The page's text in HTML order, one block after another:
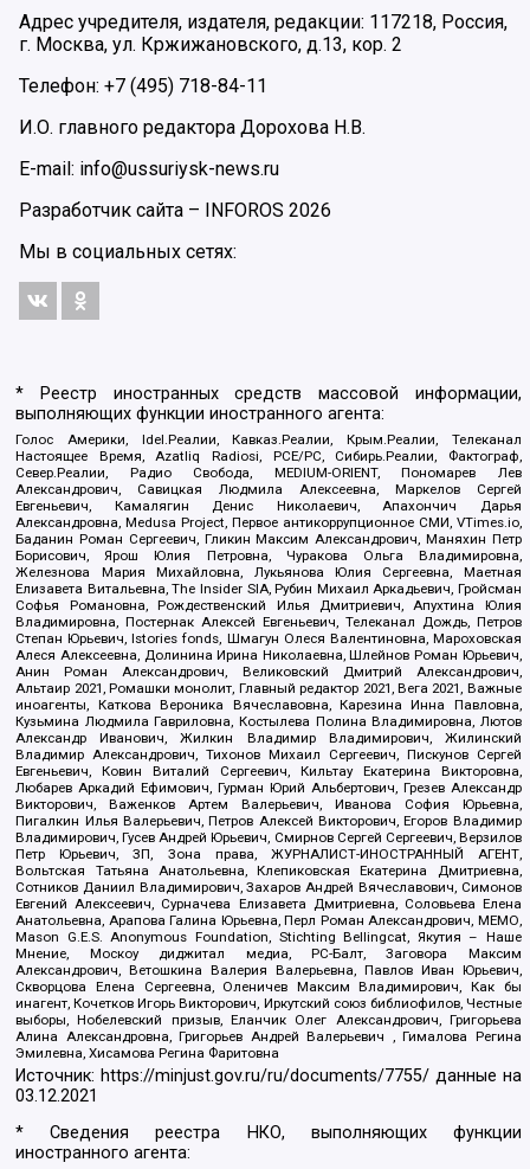
Адрес учредителя, издателя, редакции: 117218, Россия,
г. Москва, ул. Кржижановского, д.13, кор. 2
Телефон: +7 (495) 718-84-11
И.О. главного редактора Дорохова Н.В.
E-mail: info@ussuriysk-news.ru
Разработчик сайта –
INFOROS 2026
Мы в социальных сетях:
* Реестр иностранных средств массовой информации,
выполняющих функции иностранного агента:
Голос Америки, Idel.Реалии, Кавказ.Реалии, Крым.Реалии, Телеканал
Настоящее Время, Azatliq Radiosi, PCE/PC, Сибирь.Реалии, Фактограф,
Север.Реалии, Радио Свобода, MEDIUM-ORIENT, Пономарев Лев
Александрович, Савицкая Людмила Алексеевна, Маркелов Сергей
Евгеньевич, Камалягин Денис Николаевич, Апахончич Дарья
Александровна, Medusa Project, Первое антикоррупционное СМИ, VTimes.io,
Баданин Роман Сергеевич, Гликин Максим Александрович, Маняхин Петр
Борисович, Ярош Юлия Петровна, Чуракова Ольга Владимировна,
Железнова Мария Михайловна, Лукьянова Юлия Сергеевна, Маетная
Елизавета Витальевна, The Insider SIA, Рубин Михаил Аркадьевич, Гройсман
Софья Романовна, Рождественский Илья Дмитриевич, Апухтина Юлия
Владимировна, Постернак Алексей Евгеньевич, Телеканал Дождь, Петров
Степан Юрьевич, Istories fonds, Шмагун Олеся Валентиновна, Мароховская
Алеся Алексеевна, Долинина Ирина Николаевна, Шлейнов Роман Юрьевич,
Анин Роман Александрович, Великовский Дмитрий Александрович,
Альтаир 2021, Ромашки монолит, Главный редактор 2021, Вега 2021, Важные
иноагенты, Каткова Вероника Вячеславовна, Карезина Инна Павловна,
Кузьмина Людмила Гавриловна, Костылева Полина Владимировна, Лютов
Александр Иванович, Жилкин Владимир Владимирович, Жилинский
Владимир Александрович, Тихонов Михаил Сергеевич, Пискунов Сергей
Евгеньевич, Ковин Виталий Сергеевич, Кильтау Екатерина Викторовна,
Любарев Аркадий Ефимович, Гурман Юрий Альбертович, Грезев Александр
Викторович, Важенков Артем Валерьевич, Иванова София Юрьевна,
Пигалкин Илья Валерьевич, Петров Алексей Викторович, Егоров Владимир
Владимирович, Гусев Андрей Юрьевич, Смирнов Сергей Сергеевич, Верзилов
Петр Юрьевич, ЗП, Зона права, ЖУРНАЛИСТ-ИНОСТРАННЫЙ АГЕНТ,
Вольтская Татьяна Анатольевна, Клепиковская Екатерина Дмитриевна,
Сотников Даниил Владимирович, Захаров Андрей Вячеславович, Симонов
Евгений Алексеевич, Сурначева Елизавета Дмитриевна, Соловьева Елена
Анатольевна, Арапова Галина Юрьевна, Перл Роман Александрович, МЕМО,
Mason G.E.S. Anonymous Foundation, Stichting Bellingcat, Якутия – Наше
Мнение, Москоу диджитал медиа, РС-Балт, Заговора Максим
Александрович, Ветошкина Валерия Валерьевна, Павлов Иван Юрьевич,
Скворцова Елена Сергеевна, Оленичев Максим Владимирович, Как бы
инагент, Кочетков Игорь Викторович, Иркутский союз библиофилов, Честные
выборы, Нобелевский призыв, Еланчик Олег Александрович, Григорьева
Алина Александровна, Григорьев Андрей Валерьевич , Гималова Регина
Эмилевна, Хисамова Регина Фаритовна
Источник: https://minjust.gov.ru/ru/documents/7755/ данные на
03.12.2021
* Сведения реестра НКО, выполняющих функции
иностранного агента: